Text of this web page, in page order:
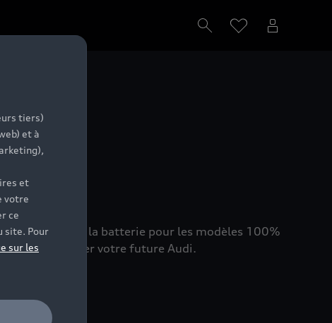
de santé de la batterie pour les modèles 100%
et trouver votre future Audi.
tiers)
et à
et
votre
ce
site. Pour
sur les